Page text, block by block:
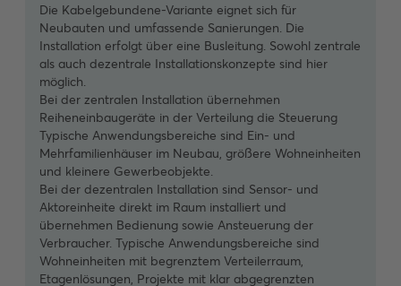
Die Kabelgebundene-Variante eignet sich für
Neubauten und umfassende Sanierungen. Die
Installation erfolgt über eine Busleitung. Sowohl zentrale
als auch dezentrale Installationskonzepte sind hier
möglich.
Bei der zentralen Installation übernehmen
Reiheneinbaugeräte in der Verteilung die Steuerung
Typische Anwendungsbereiche sind Ein- und
Mehrfamilienhäuser im Neubau, größere Wohneinheiten
und kleinere Gewerbeobjekte.
Bei der dezentralen Installation sind Sensor- und
Aktoreinheite direkt im Raum installiert und
übernehmen Bedienung sowie Ansteuerung der
Verbraucher. Typische Anwendungsbereiche sind
Wohneinheiten mit begrenztem Verteilerraum,
Etagenlösungen, Projekte mit klar abgegrenzten
Die funkvernetzte Variante ist für Renovierung und
Modernisierung konzipiert. Smart-Home-Funktionen
lassen sich ergänzen, ohne neue Leitungen zu verlegen.
Die Steuerung erfolgt über funkbasierte Sensor- und
Aktoreinheiten.
Sich selbst verstärkende Funkteilnehmer sorgen für eine
einwandfreie Kommunikation.
Leitungsgebundene Komponenten kommen dort zum
Einsatz, wo Verteilungen ohnehin erneuert werden.
Funklösungen ergänzen Bereiche in denen keine
Busleitung vorhanden ist. So entsteht eine konsistente,
ausbaufähige Systemarchitektur, die sich strukturiert
integrieren lässt.